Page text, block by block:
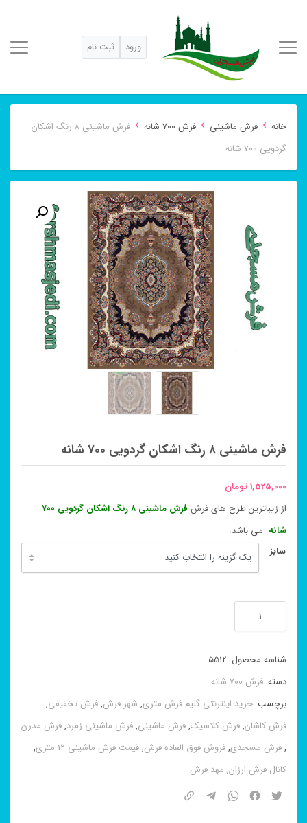
ورود ثبت نام
خانه › فرش ماشینی › فرش 700 شانه ›
فرش ماشینی ۸ رنگ اشکان
گردویی ۷۰۰ شانه
فرش ماشینی ۸ رنگ اشکان گردویی ۷۰۰ شانه
1,525,000تومان
از زیباترین طرح های فرش
فرش ماشینی ۸ رنگ اشکان گردویی ۷۰۰
شانه می باشد.
سایز
ماشینی
۸
رنگ
اشکان
گردویی
۷۰۰
شانه
شناسه محصول: 5512
دسته: فرش 700 شانه
برچسب: خرید اینترنتی گلیم فرش متری, شهر فرش,فرش تخفیفی,
فرش کاشان,فرش کلاسیک,فرش ماشینی,فرش ماشینی زمرد,فرش مدرن
,فرش مسجدی,فروش فوق العاده فرش,قیمت فرش ماشینی 12 متری
,
کانال فرش ارزان, مهد فرش